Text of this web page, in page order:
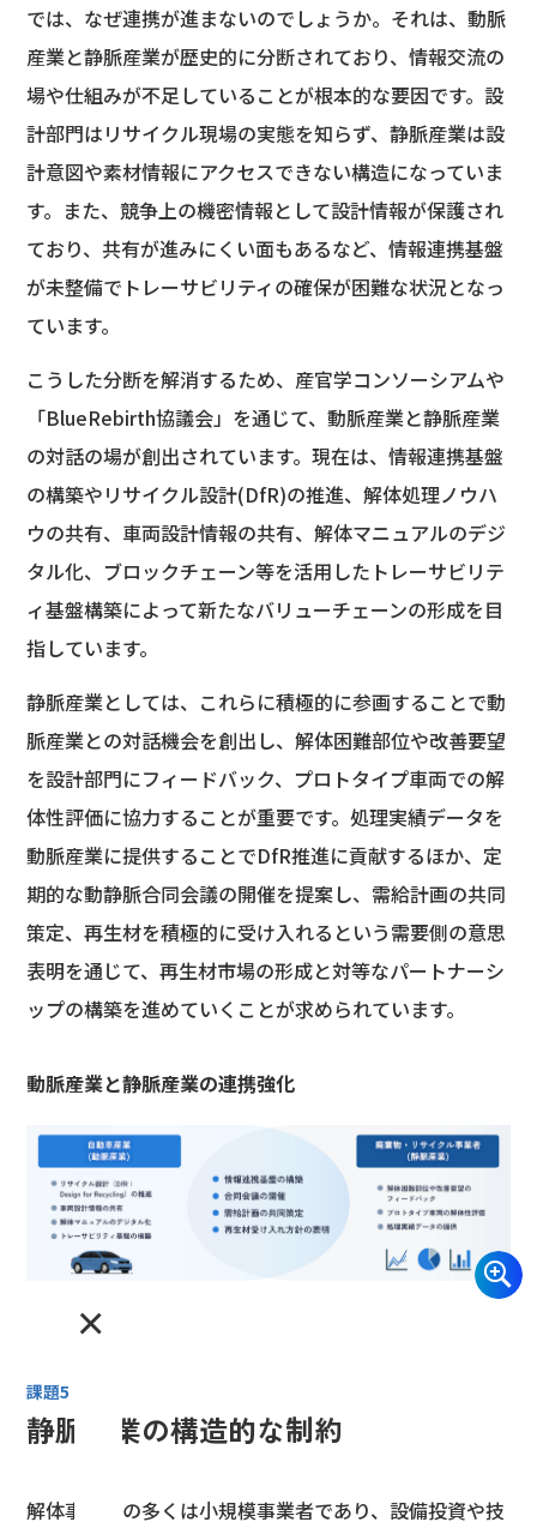
では、なぜ連携が進まないのでしょうか。それは、動脈
産業と静脈産業が歴史的に分断されており、情報交流の
場や仕組みが不足していることが根本的な要因です。設
計部門はリサイクル現場の実態を知らず、静脈産業は設
計意図や素材情報にアクセスできない構造になっていま
す。また、競争上の機密情報として設計情報が保護され
ており、共有が進みにくい面もあるなど、情報連携基盤
が未整備でトレーサビリティの確保が困難な状況となっ
ています。
こうした分断を解消するため、産官学コンソーシアムや
「BlueRebirth協議会」を通じて、動脈産業と静脈産業
の対話の場が創出されています。現在は、情報連携基盤
の構築やリサイクル設計(DfR)の推進、解体処理ノウハ
ウの共有、車両設計情報の共有、解体マニュアルのデジ
タル化、ブロックチェーン等を活用したトレーサビリテ
ィ基盤構築によって新たなバリューチェーンの形成を目
指しています。
静脈産業としては、これらに積極的に参画することで動
脈産業との対話機会を創出し、解体困難部位や改善要望
を設計部門にフィードバック、プロトタイプ車両での解
体性評価に協力することが重要です。処理実績データを
動脈産業に提供することでDfR推進に貢献するほか、定
期的な動静脈合同会議の開催を提案し、需給計画の共同
策定、再生材を積極的に受け入れるという需要側の意思
表明を通じて、再生材市場の形成と対等なパートナーシ
ップの構築を進めていくことが求められています。
動脈産業と静脈産業の連携強化
×
課題5
静脈産業の構造的な制約
解体事業者の多くは小規模事業者であり、設備投資や技